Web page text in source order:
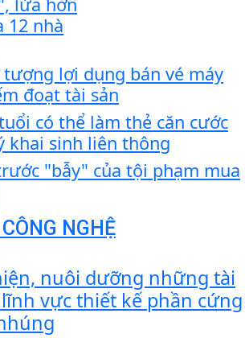
lừa hơn
12 nhà
lợi dụng bán vé máy
đoạt tài sản
có thể làm thẻ căn cước
khai sinh liên thông
"bẫy" của tội phạm mua
NGHỆ
nuôi dưỡng những tài
vực thiết kế phần cứng